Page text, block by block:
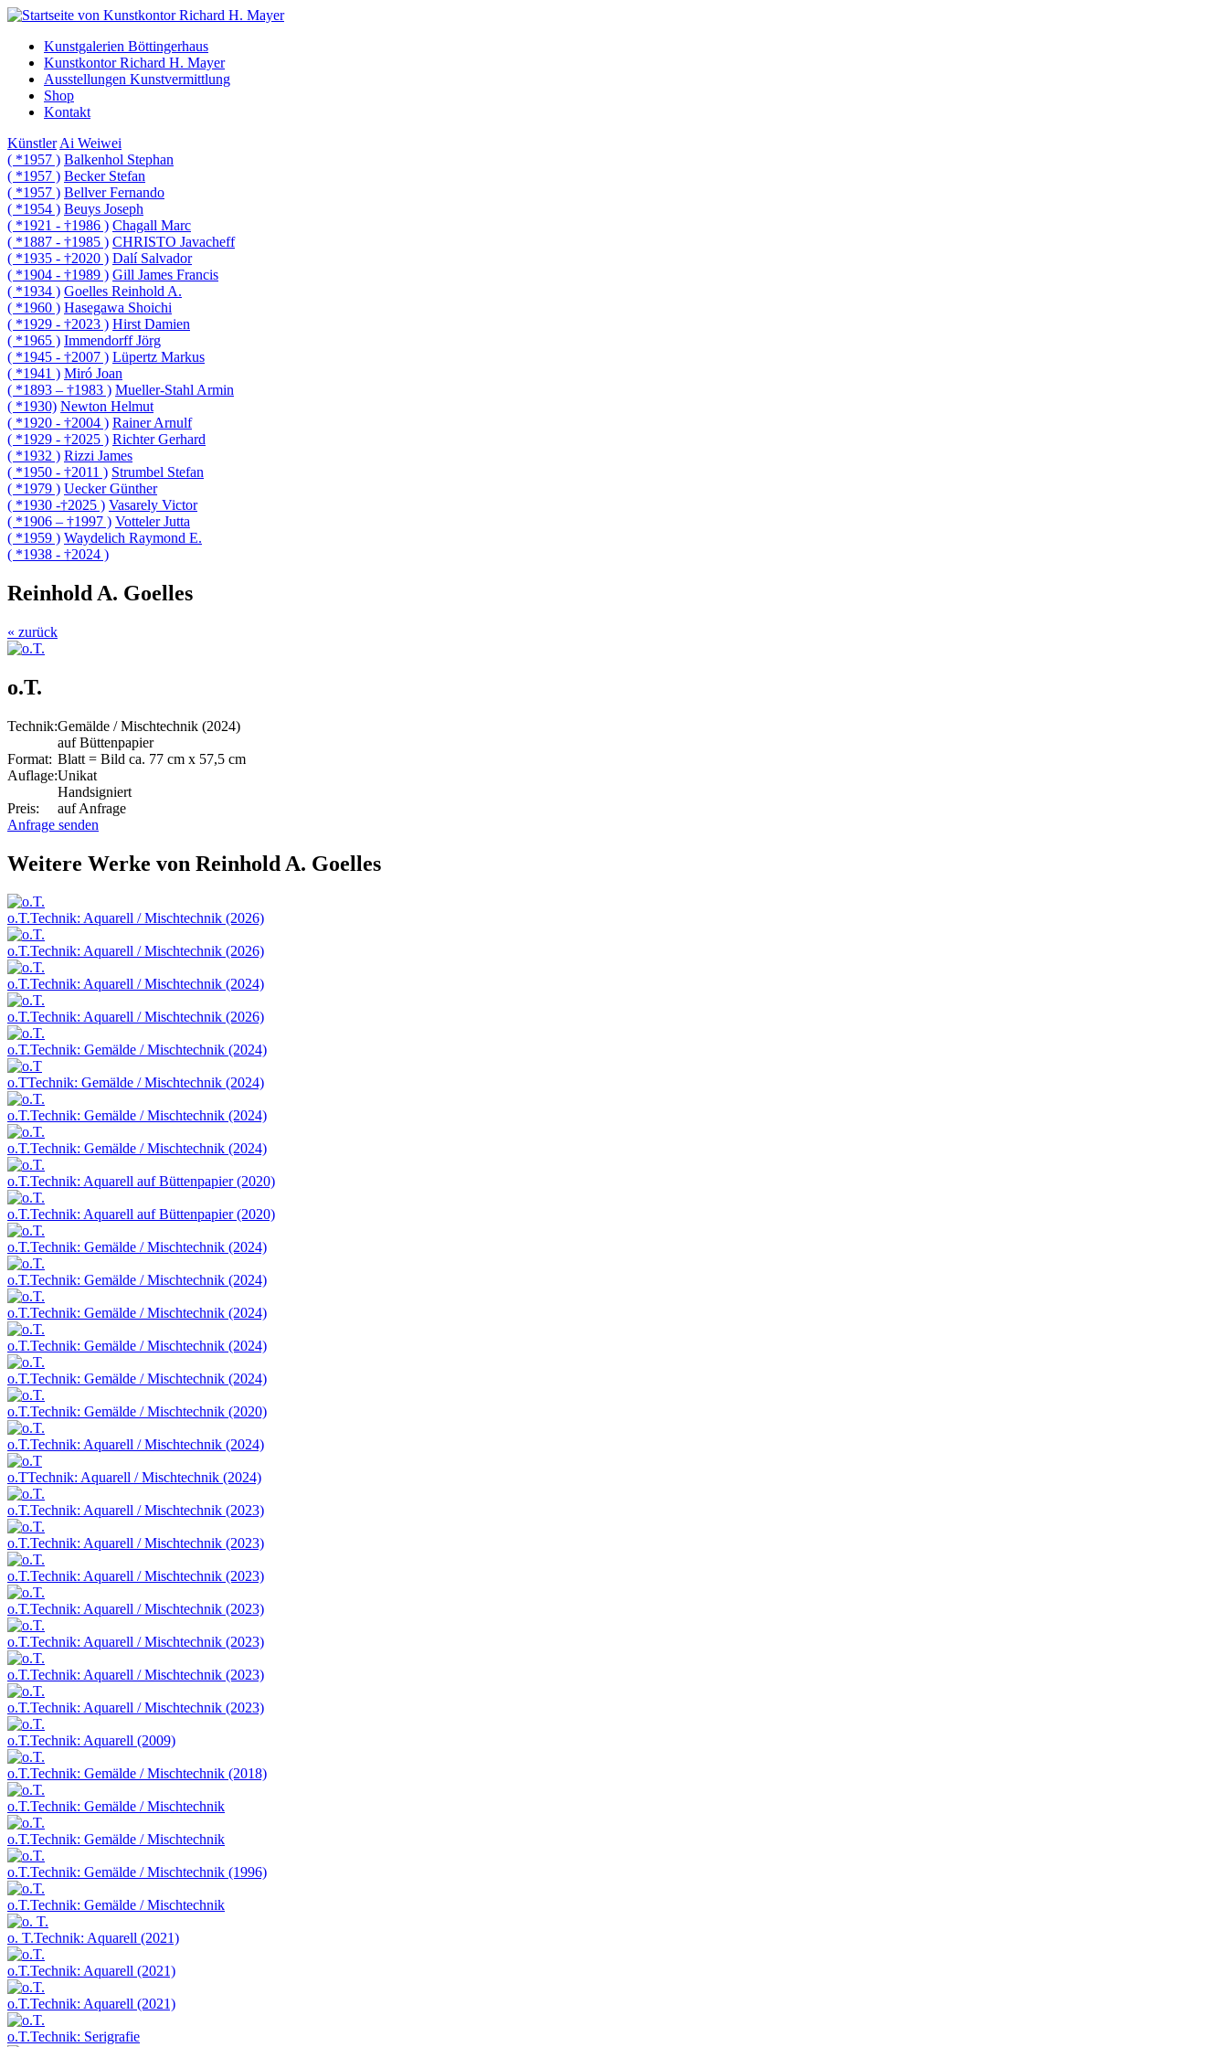
Kunstgalerien Böttingerhaus
Kunstkontor Richard H. Mayer
Ausstellungen Kunstvermittlung
Shop
Kontakt
Künstler Ai Weiwei
( *1957 ) Balkenhol Stephan
( *1957 ) Becker Stefan
( *1957 ) Bellver Fernando
( *1954 ) Beuys Joseph
( *1921 - †1986 ) Chagall Marc
( *1887 - †1985 ) CHRISTO Javacheff
( *1935 - †2020 ) Dalí Salvador
( *1904 - †1989 ) Gill James Francis
( *1934 ) Goelles Reinhold A.
( *1960 ) Hasegawa Shoichi
( *1929 - †2023 ) Hirst Damien
( *1965 ) Immendorff Jörg
( *1945 - †2007 ) Lüpertz Markus
( *1941 ) Miró Joan
( *1893 – †1983 ) Mueller-Stahl Armin
( *1930) Newton Helmut
( *1920 - †2004 ) Rainer Arnulf
( *1929 - †2025 ) Richter Gerhard
( *1932 ) Rizzi James
( *1950 - †2011 ) Strumbel Stefan
( *1979 ) Uecker Günther
( *1930 -†2025 ) Vasarely Victor
( *1906 – †1997 ) Votteler Jutta
( *1959 ) Waydelich Raymond E.
( *1938 - †2024 )
Reinhold A. Goelles
« zurück
o.T.
Technik:Gemälde / Mischtechnik (2024)
auf Büttenpapier
Format: Blatt = Bild ca. 77 cm x 57,5 cm
Auflage:Unikat
Handsigniert
Preis:
auf Anfrage
Anfrage senden
Weitere Werke von Reinhold A. Goelles
o.T.Technik: Aquarell / Mischtechnik (2026)
o.T.Technik: Aquarell / Mischtechnik (2026)
o.T.Technik: Aquarell / Mischtechnik (2024)
o.T.Technik: Aquarell / Mischtechnik (2026)
o.T.Technik: Gemälde / Mischtechnik (2024)
o.TTechnik: Gemälde / Mischtechnik (2024)
o.T.Technik: Gemälde / Mischtechnik (2024)
o.T.Technik: Gemälde / Mischtechnik (2024)
o.T.Technik: Aquarell auf Büttenpapier (2020)
o.T.Technik: Aquarell auf Büttenpapier (2020)
o.T.Technik: Gemälde / Mischtechnik (2024)
o.T.Technik: Gemälde / Mischtechnik (2024)
o.T.Technik: Gemälde / Mischtechnik (2024)
o.T.Technik: Gemälde / Mischtechnik (2024)
o.T.Technik: Gemälde / Mischtechnik (2024)
o.T.Technik: Gemälde / Mischtechnik (2020)
o.T.Technik: Aquarell / Mischtechnik (2024)
o.TTechnik: Aquarell / Mischtechnik (2024)
o.T.Technik: Aquarell / Mischtechnik (2023)
o.T.Technik: Aquarell / Mischtechnik (2023)
o.T.Technik: Aquarell / Mischtechnik (2023)
o.T.Technik: Aquarell / Mischtechnik (2023)
o.T.Technik: Aquarell / Mischtechnik (2023)
o.T.Technik: Aquarell / Mischtechnik (2023)
o.T.Technik: Aquarell / Mischtechnik (2023)
o.T.Technik: Aquarell (2009)
o.T.Technik: Gemälde / Mischtechnik (2018)
o.T.Technik: Gemälde / Mischtechnik
o.T.Technik: Gemälde / Mischtechnik
o.T.Technik: Gemälde / Mischtechnik (1996)
o.T.Technik: Gemälde / Mischtechnik
o. T.Technik: Aquarell (2021)
o.T.Technik: Aquarell (2021)
o.T.Technik: Aquarell (2021)
o.T.Technik: Serigrafie